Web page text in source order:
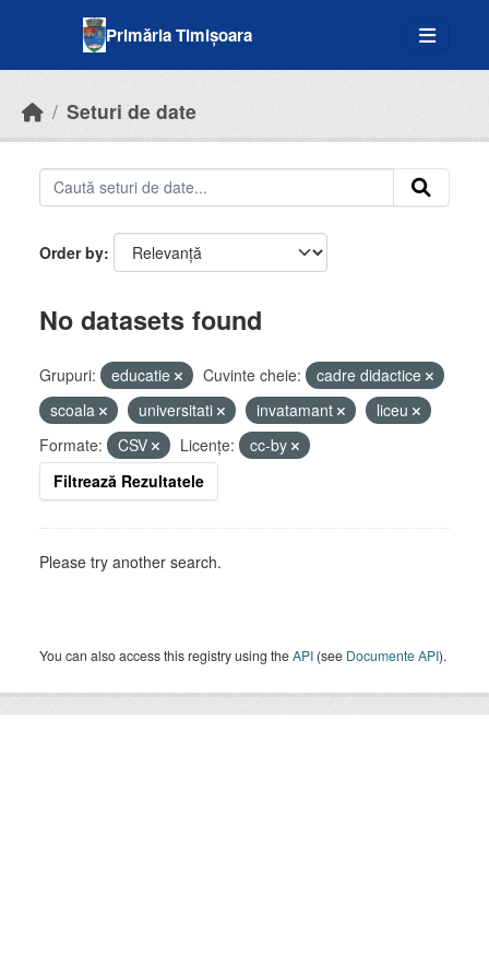
Primăria Timișoara
Seturi de date
Order by
No datasets found
Grupuri: educatie Cuvinte cheie:
cadre didactice
scoala
universitati invatamant
liceu
Formate:
CSV Licenţe:
cc-by
Filtrează Rezultatele
Please try another search.
You can also access this registry using theAPI (see Documente API).